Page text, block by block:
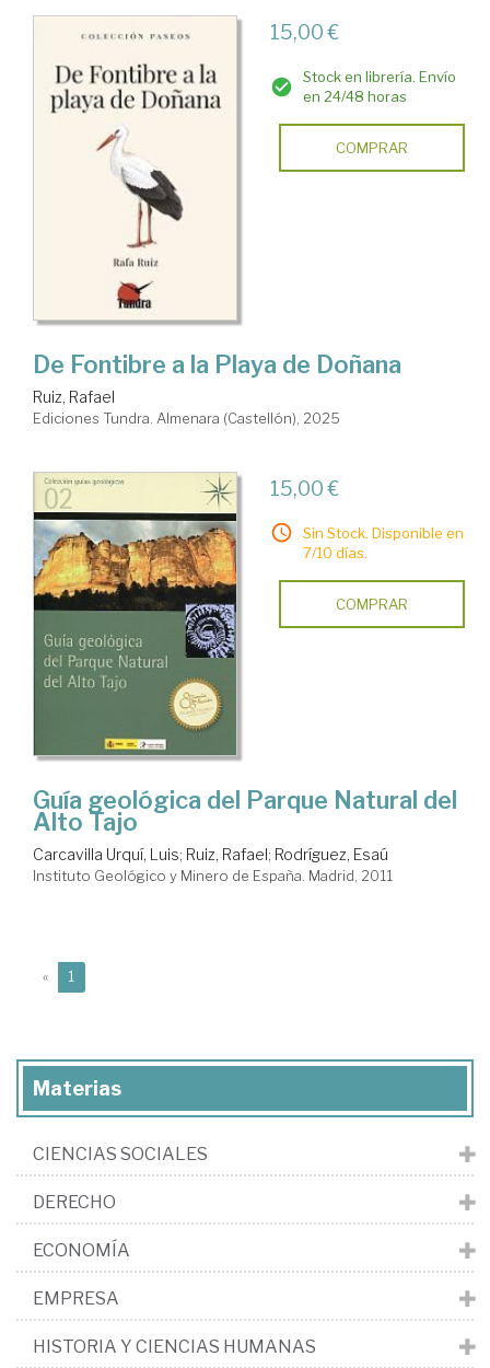
15,00 €
Stock en librería. Envío
en 24/48 horas
COMPRAR
De Fontibre a la Playa de Doñana
Ruiz, Rafael
Ediciones Tundra. Almenara (Castellón), 2025
15,00 €
Sin Stock. Disponible en
7/10 días.
COMPRAR
Guía geológica del Parque Natural del
Alto Tajo
Carcavilla Urquí, Luis; Ruiz, Rafael; Rodríguez, Esaú
Instituto Geológico y Minero de España. Madrid, 2011
« 1
Materias
CIENCIAS SOCIALES
DERECHO
ECONOMÍA
EMPRESA
HISTORIA Y CIENCIAS HUMANAS